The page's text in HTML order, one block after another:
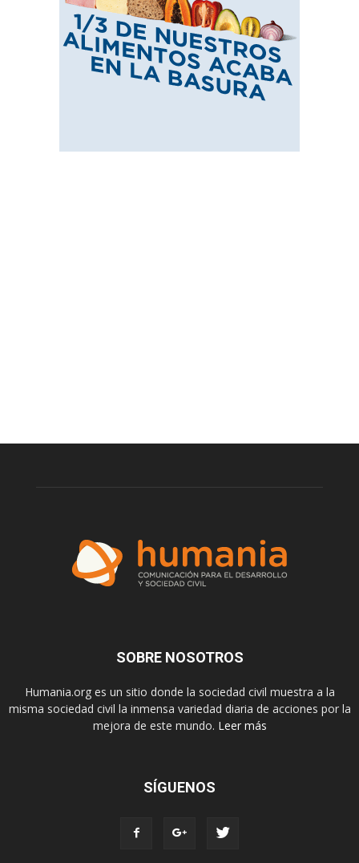
SOBRE NOSOTROS
Humania.org es un sitio donde la sociedad civil muestra a la
misma sociedad civil la inmensa variedad diaria de acciones por la
mejora de este mundo. Leer más
SÍGUENOS